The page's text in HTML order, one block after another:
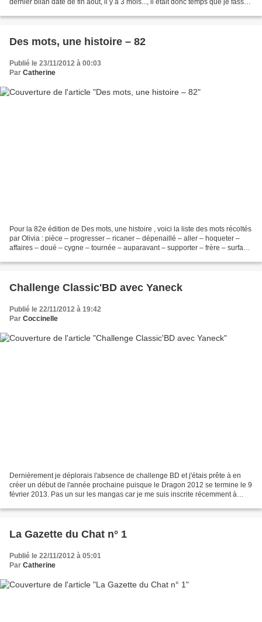
Des mots, une histoire – 82
Publié le 23/11/2012 à 00:03
Par Catherine
Pour la 82e édition de Des mots, une histoire , voici la liste des mots récoltés
par Olivia : pièce – progresser – ricaner – dépenaillé – aller – hoqueter –
affaires – doué – cygne – tournée – auparavant – supporter – frère – surface
Challenge Classic'BD avec Yaneck
Publié le 22/11/2012 à 19:42
Par Coccinelle
Dernièrement je déplorais l'absence de challenge BD et j'étais prête à en
créer un début de l'année prochaine puisque le Dragon 2012 se termine le 9
février 2013. Pas un sur les mangas car je me suis inscrite récemment à
La Gazette du Chat n° 1
Publié le 22/11/2012 à 05:01
Par Catherine